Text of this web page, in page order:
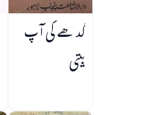
گدھے کی آپ
بیتی